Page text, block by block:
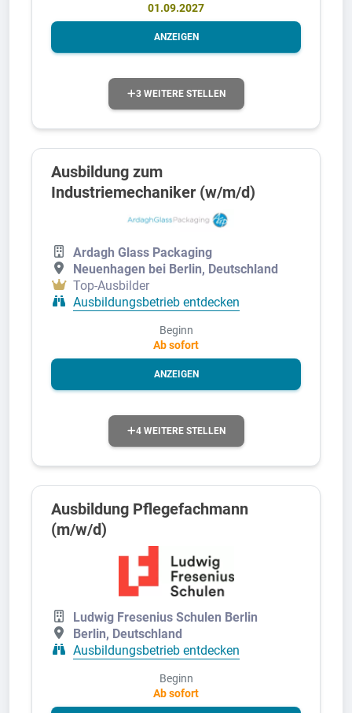
01.09.2027
ANZEIGEN
3 WEITERE STELLEN
Ausbildung zum
Industriemechaniker (w/m/d)
Ardagh Glass Packaging
Neuenhagen bei Berlin, Deutschland
Top-Ausbilder
Ausbildungsbetrieb entdecken
Beginn
Ab sofort
ANZEIGEN
4 WEITERE STELLEN
Ausbildung Pflegefachmann
(m/w/d)
Ludwig Fresenius Schulen Berlin
Berlin, Deutschland
Ausbildungsbetrieb entdecken
Beginn
Ab sofort